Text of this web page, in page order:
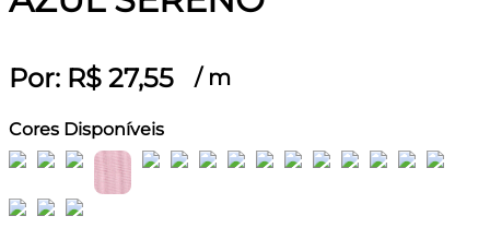
Por: R$ 27,55 / m
Cores Disponíveis